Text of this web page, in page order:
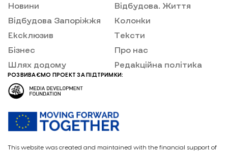
Новини
Відбудова Запоріжжя
Ексклюзив
Бізнес
Шлях додому
Відбудова. Життя
Колонки
Тексти
Про нас
Редакційна політика
РОЗВИВАЄМО ПРОЕКТ ЗА ПІДТРИМКИ:
This website was created and maintained with the financial support of